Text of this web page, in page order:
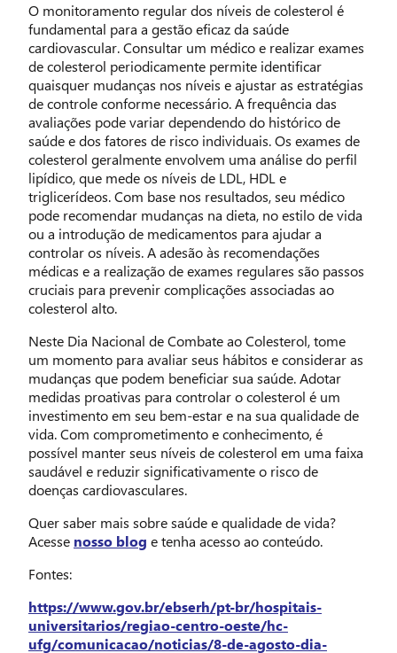
O monitoramento regular dos níveis de colesterol é
fundamental para a gestão eficaz da saúde
cardiovascular. Consultar um médico e realizar exames
de colesterol periodicamente permite identificar
quaisquer mudanças nos níveis e ajustar as estratégias
de controle conforme necessário. A frequência das
avaliações pode variar dependendo do histórico de
saúde e dos fatores de risco individuais. Os exames de
colesterol geralmente envolvem uma análise do perfil
lipídico, que mede os níveis de LDL, HDL e
triglicerídeos. Com base nos resultados, seu médico
pode recomendar mudanças na dieta, no estilo de vida
ou a introdução de medicamentos para ajudar a
controlar os níveis. A adesão às recomendações
médicas e a realização de exames regulares são passos
cruciais para prevenir complicações associadas ao
colesterol alto.
Neste Dia Nacional de Combate ao Colesterol, tome
um momento para avaliar seus hábitos e considerar as
mudanças que podem beneficiar sua saúde. Adotar
medidas proativas para controlar o colesterol é um
investimento em seu bem-estar e na sua qualidade de
vida. Com comprometimento e conhecimento, é
possível manter seus níveis de colesterol em uma faixa
saudável e reduzir significativamente o risco de
doenças cardiovasculares.
Quer saber mais sobre saúde e qualidade de vida?
Acesse nosso blog e tenha acesso ao conteúdo.
Fontes:
https://www.gov.br/ebserh/pt-br/hospitais-
universitarios/regiao-centro-oeste/hc-
ufg/comunicacao/noticias/8-de-agosto-dia-